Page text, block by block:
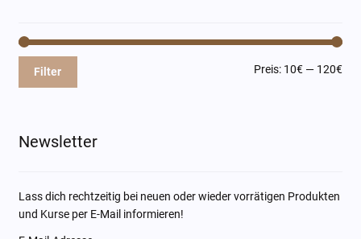
Filter Preis: 10€ — 120€
Newsletter
Lass dich rechtzeitig bei neuen oder wieder vorrätigen Produkten
und Kurse per E-Mail informieren!